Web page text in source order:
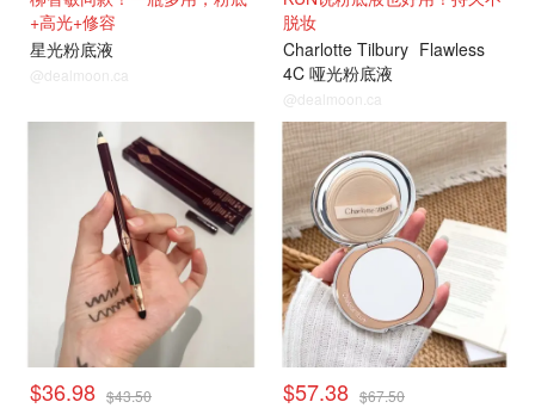
+高光+修容
星光粉底液
@dealmoon.ca
脱妆
Charlotte Tilbury Flawless
4C 哑光粉底液
@dealmoon.ca
$36.98 $43.50 $57.38 $67.50